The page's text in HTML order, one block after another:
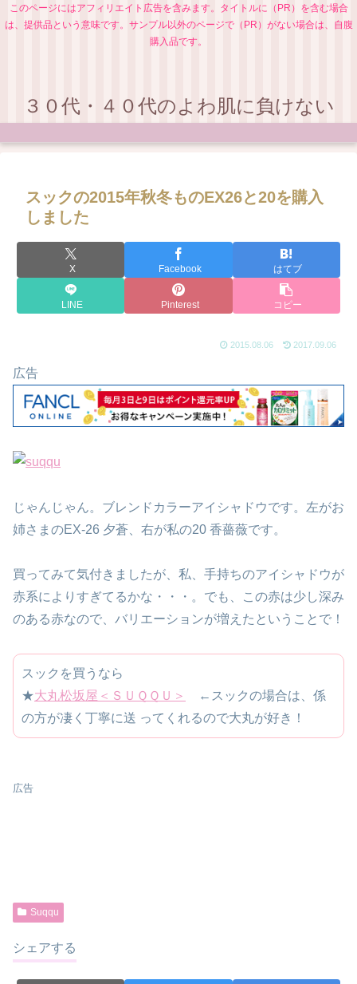
このページにはアフィリエイト広告を含みます。タイトルに（PR）を含む場合
は、提供品という意味です。サンプル以外のページで（PR）がない場合は、自腹
購入品です。
３０代・４０代のよわ肌に負けない
スックの2015年秋冬ものEX26と20を購入
しました
X Facebook はてブ
LINE Pinterest コピー
2015.08.06 2017.09.06
広告
じゃんじゃん。ブレンドカラーアイシャドウです。左がお
姉さまのEX-26 夕蒼、右が私の20 香薔薇です。
買ってみて気付きましたが、私、手持ちのアイシャドウが
赤系によりすぎてるかな・・・。でも、この赤は少し深み
のある赤なので、バリエーションが増えたということで！
スックを買うなら
★大丸松坂屋＜ＳＵＱＱＵ＞
←スックの場合は、係
の方が凄く丁寧に送 ってくれるので大丸が好き！
広告
Suqqu
シェアする